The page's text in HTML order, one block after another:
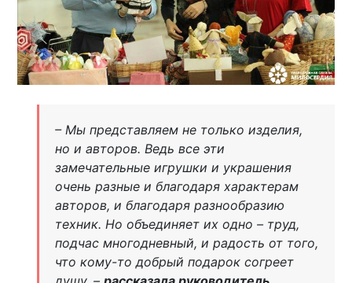
– Мы представляем не только изделия,
но и авторов. Ведь все эти
замечательные игрушки и украшения
очень разные и благодаря характерам
авторов, и благодаря разнообразию
техник. Но объединяет их одно – труд,
подчас многодневный, и радость от того,
что кому-то добрый подарок согреет